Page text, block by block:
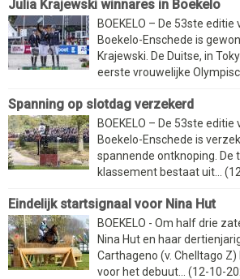
Julia Krajewski winnares in Boekelo
BOEKELO – De 53ste editie
Boekelo-Enschede is
Krajewski. De Duitse, in
eerste vrouwelijke
Spanning op slotdag verzekerd
BOEKELO – De 53ste editie
Boekelo-Enschede is
spannende ontknoping. De
klassement bestaat uit...
Eindelijk startsignaal voor Nina Hut
BOEKELO - Om half drie
Nina Hut en haar
Carthageno (v. Chelltago Z)
voor het debuut... (12-10-